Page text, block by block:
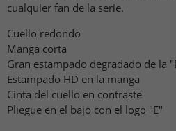
cualquier fan de la serie.
Cuello redondo
Manga corta
Gran estampado degradado de la
Estampado HD en la manga
Cinta del cuello en contraste
Pliegue en el bajo con el logo "E"